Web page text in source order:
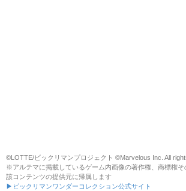
©LOTTE/ビックリマンプロジェクト ©Marvelous Inc. All
※アルテマに掲載しているゲーム内画像の著作権、商標権そ
該コンテンツの提供元に帰属します
▶ビックリマンワンダーコレクション公式サイト